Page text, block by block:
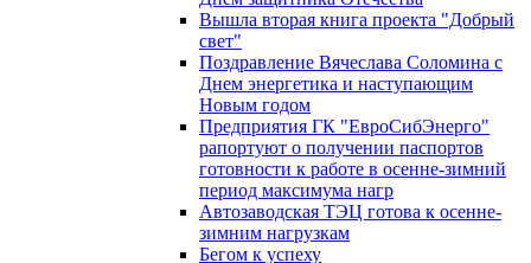
Вышла вторая книга проекта "Добрый
свет"
Поздравление Вячеслава Соломина с
Днем энергетика и наступающим
Новым годом
Предприятия ГК "ЕвроСибЭнерго"
рапортуют о получении паспортов
готовности к работе в осенне-зимний
период максимума нагр
Автозаводская ТЭЦ готова к осенне-
зимним нагрузкам
Бегом к успеху